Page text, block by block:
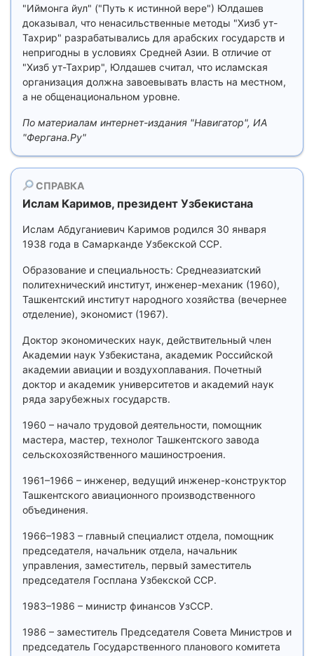
"Иймонга йул" ("Путь к истинной вере") Юлдашев
доказывал, что ненасильственные методы "Хизб ут-
Тахрир" разрабатывались для арабских государств и
непригодны в условиях Средней Азии. В отличие от
"Хизб ут-Тахрир", Юлдашев считал, что исламская
организация должна завоевывать власть на местном,
а не общенациональном уровне.
По материалам интернет-издания "Навигатор", ИА
"Фергана.Ру"
СПРАВКА
Ислам Каримов, президент Узбекистана
Ислам Абдуганиевич Каримов родился 30 января
1938 года в Самарканде Узбекской ССР.
Образование и специальность: Среднеазиатский
политехнический институт, инженер-механик (1960),
Ташкентский институт народного хозяйства (вечернее
отделение), экономист (1967).
Доктор экономических наук, действительный член
Академии наук Узбекистана, академик Российской
академии авиации и воздухоплавания. Почетный
доктор и академик университетов и академий наук
ряда зарубежных государств.
1960 – начало трудовой деятельности, помощник
мастера, мастер, технолог Ташкентского завода
сельскохозяйственного машиностроения.
1961–1966 – инженер, ведущий инженер-конструктор
Ташкентского авиационного производственного
объединения.
1966–1983 – главный специалист отдела, помощник
председателя, начальник отдела, начальник
управления, заместитель, первый заместитель
председателя Госплана Узбекской ССР.
1983–1986 – министр финансов УзССР.
1986 – заместитель Председателя Совета Министров и
председатель Государственного планового комитета